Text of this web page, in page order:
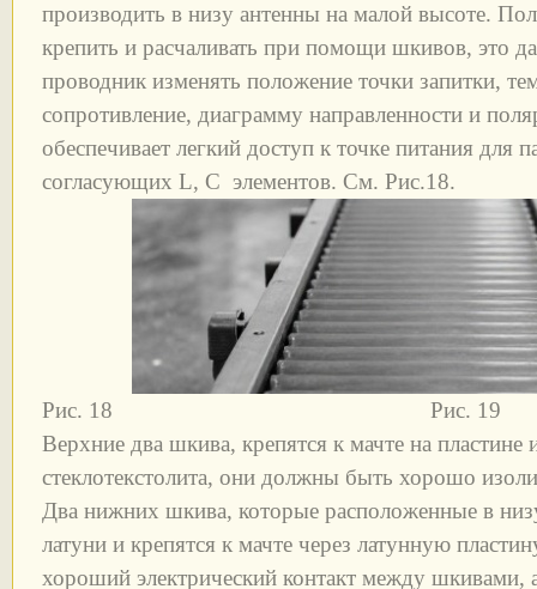
производить в низу антенны на малой высоте.
крепить и расчаливать при помощи шкивов, это
проводник изменять положение точки запитки,
сопротивление, диаграмму направленности и
обеспечивает легкий доступ к точке питания для
согласующих L, С элементов. См. Рис.18.
Рис. 18 Рис. 19
Верхние два шкива, крепятся к мачте на пластине
стеклотекстолита, они должны быть хорошо
Два нижних шкива, которые расположенные в
латуни и крепятся к мачте через латунную
хороший электрический контакт между шкивами,